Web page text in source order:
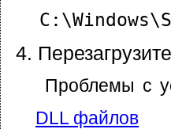
Проблемы с
DLL файлов